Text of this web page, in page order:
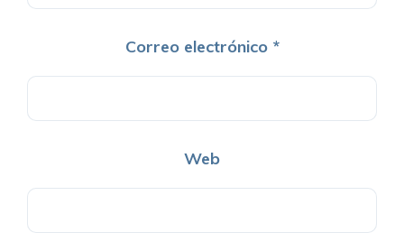
Correo electrónico *
Web